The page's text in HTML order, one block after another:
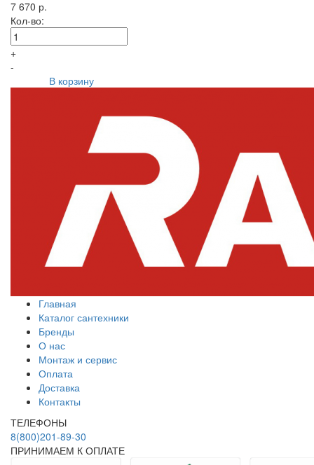
7 670 р.
Кол-во:
+
-
В корзину
Главная
Каталог сантехники
Бренды
О нас
Монтаж и сервис
Оплата
Доставка
Контакты
ТЕЛЕФОНЫ
8(800)201-89-30
ПРИНИМАЕМ К ОПЛАТЕ